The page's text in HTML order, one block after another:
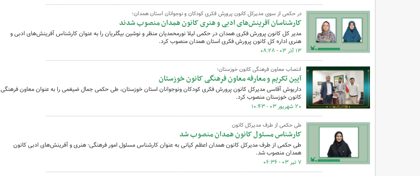
در حکمی از سوی مدیرکل کانون پرورش فکری کودکان و نوجوانان استان همدان؛
کارشناسان آفرینش‌های ادبی و هنری کانون همدان منصوب شدند
مدیر کل کانون پرورش فکری همدان در حکمی لیلا نورمحمدیان منظر و نوشین بیگلریان را به عنوان کارشناس آفرینش‌های ادبی و
هنری اداره کل کانون پرورش فکری استان همدان منصوب کرد.
۱۳ آذر ۰۳ - ۰۸:۲۸
انتصاب معاون فرهنگی کانون خوزستان؛
آیین تکریم و معارفه معاون فرهنگی کانون خوزستان
داریوش آقاسی مدیرکل کانون پرورش فکری کودکان ونوجوانان استان خوزستان، طی حکمی جمال ضیغمی را به عنوان معاون فرهنگی
کانون خوزستان منصوب کرد.
۲۰ شهریور ۰۳ - ۱۰:۴۳
طی حکمی از طرف مدیرکل کانون
کارشناس مسئول کانون همدان منصوب شد
طی حکمی از طرف مدیرکل کانون همدان اعظم کیانی به عنوان کارشناس مسئول امور فرهنگی- هنری و آفرینش‌های ادبی کانون
همدان منصوب شد.
۷ تیر ۰۳ - ۰۶:۳۶